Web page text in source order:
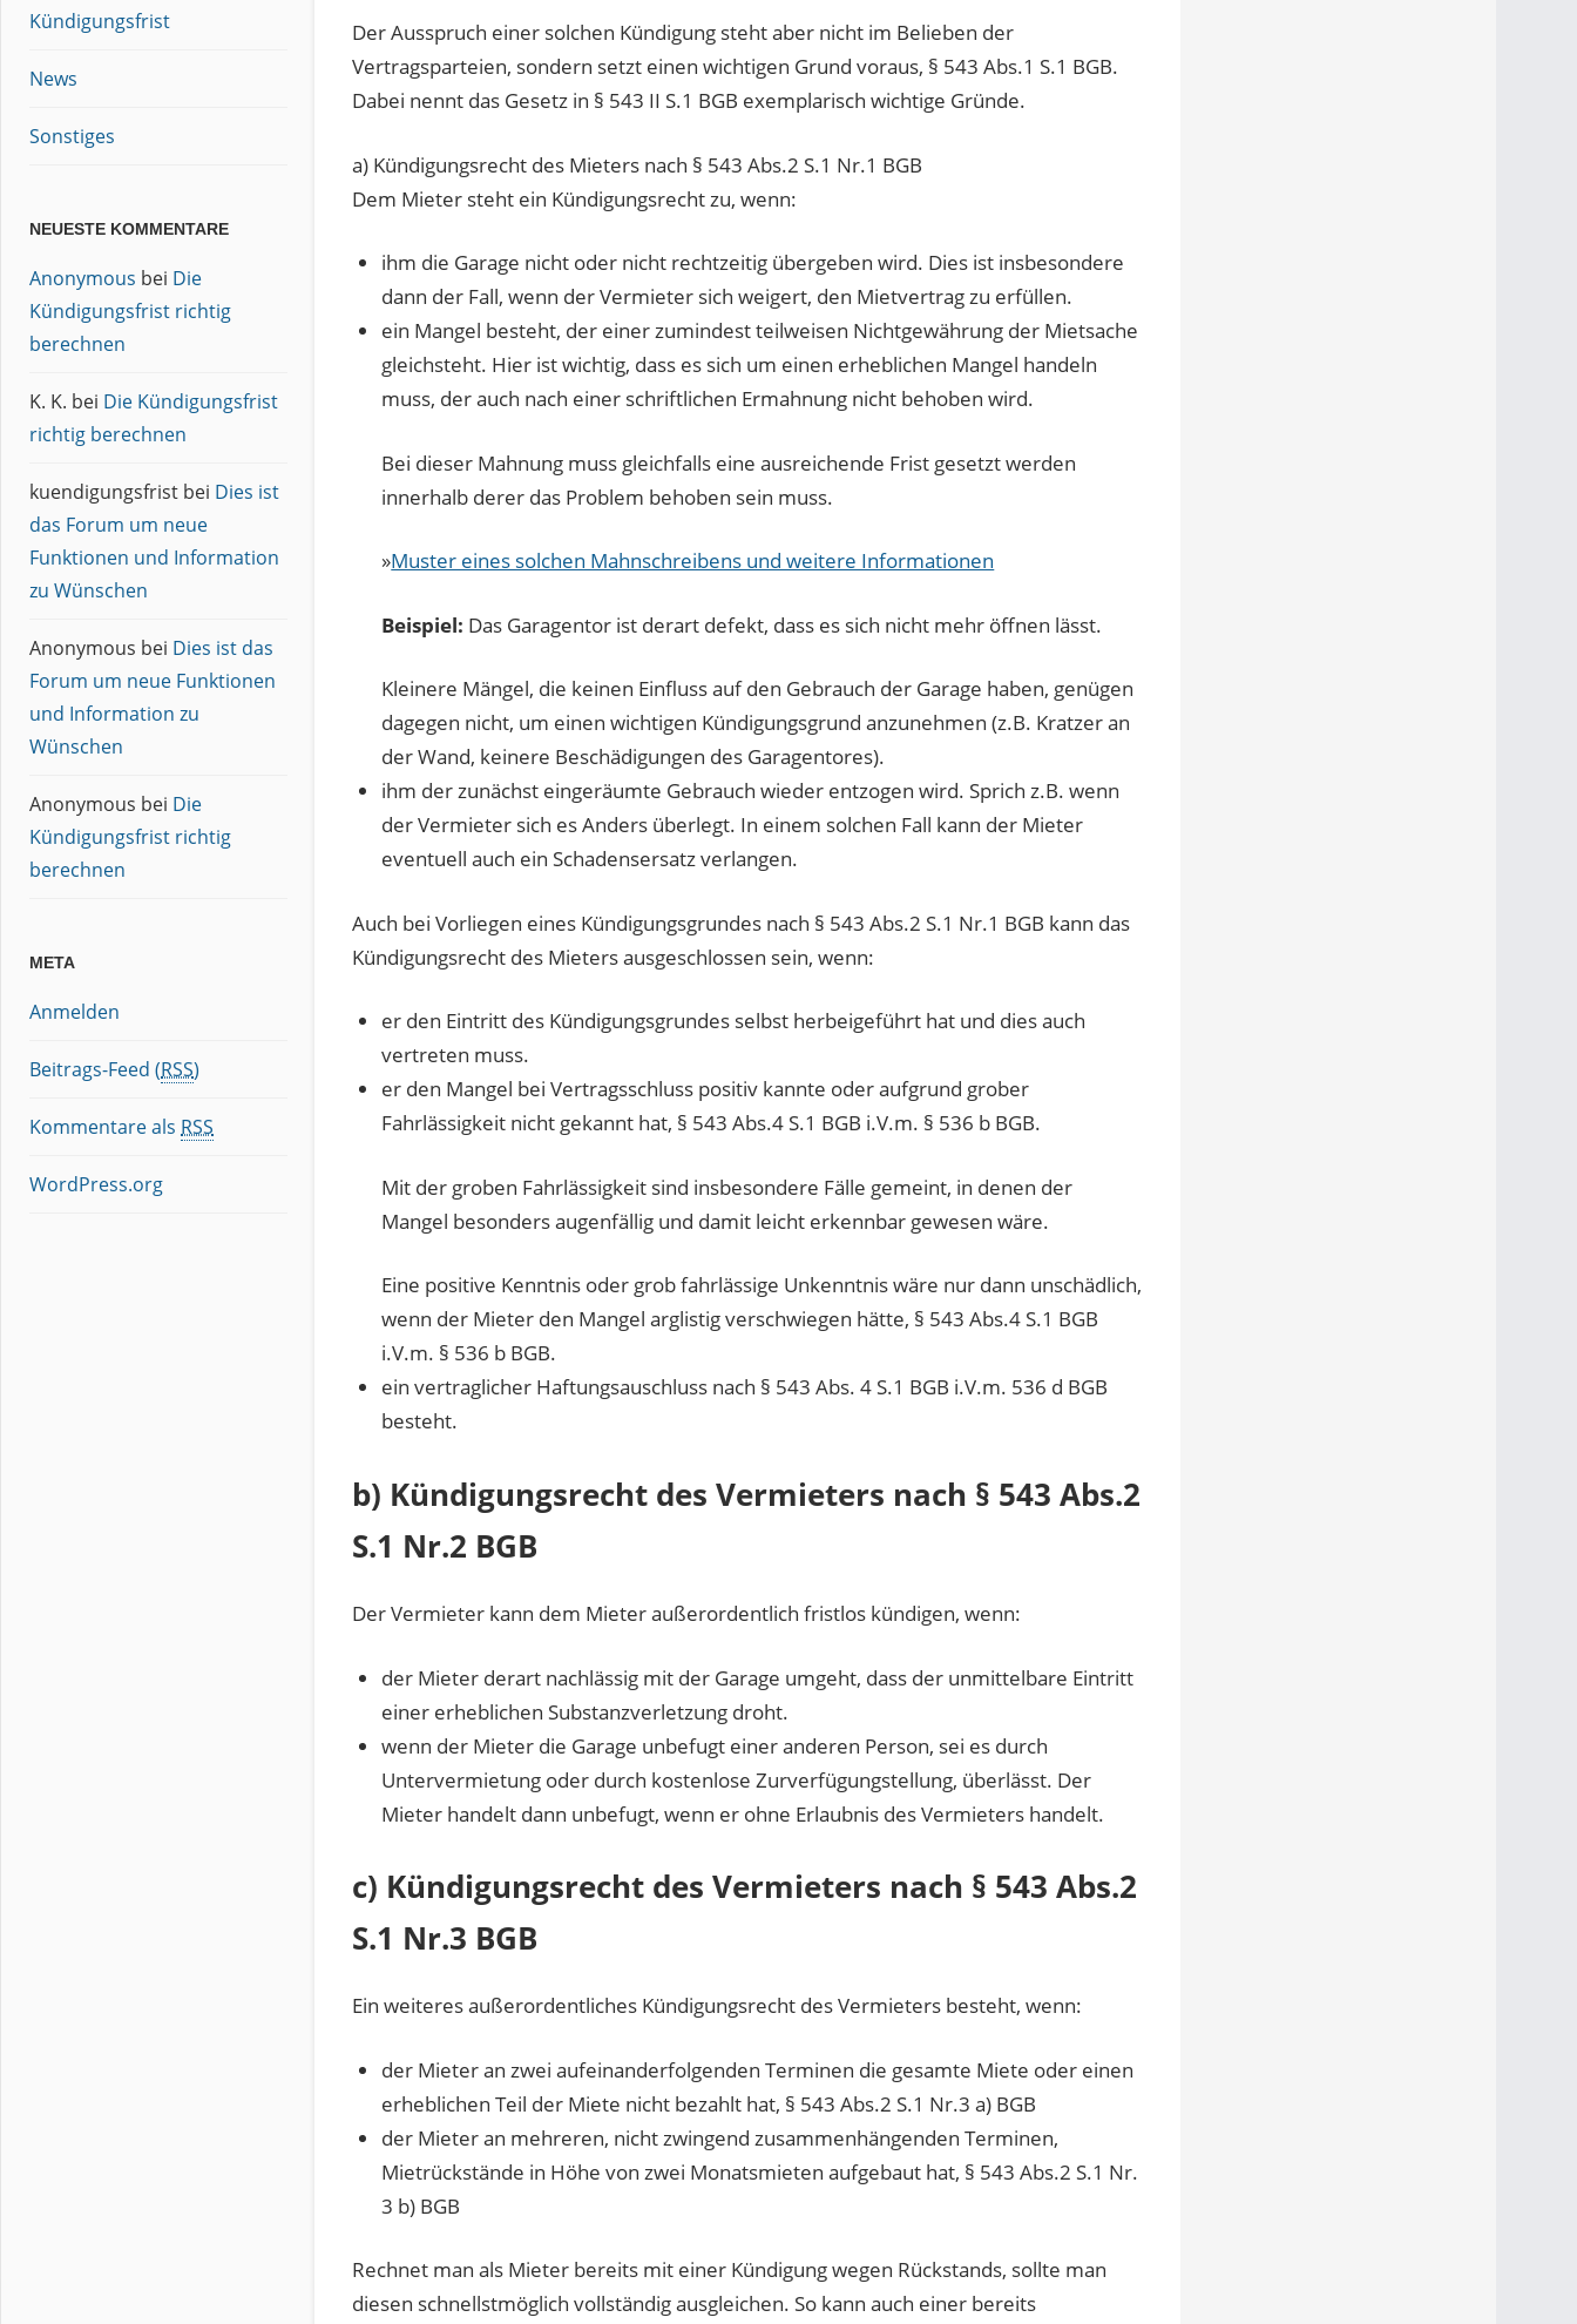
Der Ausspruch einer solchen Kündigung steht aber nicht im Belieben der
Vertragsparteien, sondern setzt einen wichtigen Grund voraus, § 543 Abs.1 S.1 BGB.
Dabei nennt das Gesetz in § 543 II S.1 BGB exemplarisch wichtige Gründe.
a) Kündigungsrecht des Mieters nach § 543 Abs.2 S.1 Nr.1 BGB
Dem Mieter steht ein Kündigungsrecht zu, wenn:
ihm die Garage nicht oder nicht rechtzeitig übergeben wird. Dies ist insbesondere
dann der Fall, wenn der Vermieter sich weigert, den Mietvertrag zu erfüllen.
ein Mangel besteht, der einer zumindest teilweisen Nichtgewährung der Mietsache
gleichsteht. Hier ist wichtig, dass es sich um einen erheblichen Mangel handeln
muss, der auch nach einer schriftlichen Ermahnung nicht behoben wird.
Bei dieser Mahnung muss gleichfalls eine ausreichende Frist gesetzt werden
innerhalb derer das Problem behoben sein muss.
»Muster eines solchen Mahnschreibens und weitere Informationen
Beispiel: Das Garagentor ist derart defekt, dass es sich nicht mehr öffnen lässt.
Kleinere Mängel, die keinen Einfluss auf den Gebrauch der Garage haben, genügen
dagegen nicht, um einen wichtigen Kündigungsgrund anzunehmen (z.B. Kratzer an
der Wand, keinere Beschädigungen des Garagentores).
ihm der zunächst eingeräumte Gebrauch wieder entzogen wird. Sprich z.B. wenn
der Vermieter sich es Anders überlegt. In einem solchen Fall kann der Mieter
eventuell auch ein Schadensersatz verlangen.
Auch bei Vorliegen eines Kündigungsgrundes nach § 543 Abs.2 S.1 Nr.1 BGB kann das
Kündigungsrecht des Mieters ausgeschlossen sein, wenn:
er den Eintritt des Kündigungsgrundes selbst herbeigeführt hat und dies auch
vertreten muss.
er den Mangel bei Vertragsschluss positiv kannte oder aufgrund grober
Fahrlässigkeit nicht gekannt hat, § 543 Abs.4 S.1 BGB i.V.m. § 536 b BGB.
Mit der groben Fahrlässigkeit sind insbesondere Fälle gemeint, in denen der
Mangel besonders augenfällig und damit leicht erkennbar gewesen wäre.
Eine positive Kenntnis oder grob fahrlässige Unkenntnis wäre nur dann unschädlich,
wenn der Mieter den Mangel arglistig verschwiegen hätte, § 543 Abs.4 S.1 BGB
i.V.m. § 536 b BGB.
ein vertraglicher Haftungsauschluss nach § 543 Abs. 4 S.1 BGB i.V.m. 536 d BGB
besteht.
b) Kündigungsrecht des Vermieters nach § 543 Abs.2
S.1 Nr.2 BGB
Der Vermieter kann dem Mieter außerordentlich fristlos kündigen, wenn:
der Mieter derart nachlässig mit der Garage umgeht, dass der unmittelbare Eintritt
einer erheblichen Substanzverletzung droht.
wenn der Mieter die Garage unbefugt einer anderen Person, sei es durch
Untervermietung oder durch kostenlose Zurverfügungstellung, überlässt. Der
Mieter handelt dann unbefugt, wenn er ohne Erlaubnis des Vermieters handelt.
c) Kündigungsrecht des Vermieters nach § 543 Abs.2
S.1 Nr.3 BGB
Ein weiteres außerordentliches Kündigungsrecht des Vermieters besteht, wenn:
der Mieter an zwei aufeinanderfolgenden Terminen die gesamte Miete oder einen
erheblichen Teil der Miete nicht bezahlt hat, § 543 Abs.2 S.1 Nr.3 a) BGB
der Mieter an mehreren, nicht zwingend zusammenhängenden Terminen,
Mietrückstände in Höhe von zwei Monatsmieten aufgebaut hat, § 543 Abs.2 S.1 Nr.
3 b) BGB
Rechnet man als Mieter bereits mit einer Kündigung wegen Rückstands, sollte man
diesen schnellstmöglich vollständig ausgleichen. So kann auch einer bereits
Kündigungsfrist
News
Sonstiges
NEUESTE KOMMENTARE
Anonymous bei Die
Kündigungsfrist richtig
berechnen
K. K. bei Die Kündigungsfrist
richtig berechnen
kuendigungsfrist bei Dies ist
das Forum um neue
Funktionen und Information
zu Wünschen
Anonymous bei Dies ist das
Forum um neue Funktionen
und Information zu
Wünschen
Anonymous bei Die
Kündigungsfrist richtig
berechnen
META
Anmelden
Beitrags-Feed (RSS)
Kommentare als RSS
WordPress.org